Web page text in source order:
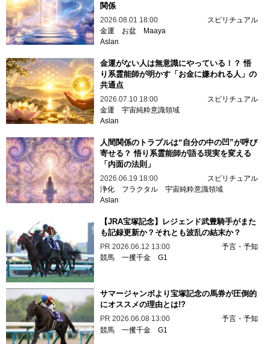
関係
2026.08.01 18:00
スピリチュアル
金運
お盆
Maaya
Aslan
金運がない人は無意識にやっている！？ 悟
り系霊能師が明かす「お金に嫌われる人」の
共通点
2026.07.10 18:00
スピリチュアル
金運 宇宙純粋意識領域
Aslan
人間関係のトラブルは“自分の中の凹”が呼び
寄せる？ 悟り系霊能師が語る現実を変える
「内面の法則」
2026.06.19 18:00
スピリチュアル
浄化
フラクタル 宇宙純粋意識領域
Aslan
【JRA宝塚記念】レジェンド武豊騎手がまた
も記録更新か？それとも波乱の結末か？
PR 2026.06.12 13:00
予言・予知
競馬 一攫千金 G1
サマージャンボより宝塚記念の馬券が圧倒的
にオススメの理由とは!?
PR 2026.06.08 13:00
予言・予知
競馬 一攫千金 G1